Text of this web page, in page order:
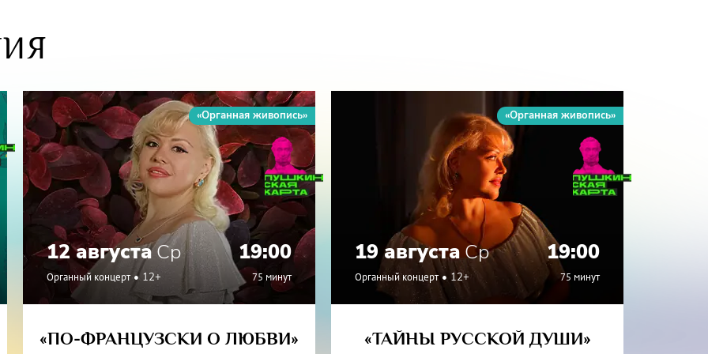
«Органная живопись»
12 августаСр 19:00
Органный концерт 12+ 75 минут
«ПО-ФРАНЦУЗСКИ О ЛЮБВИ»
«Органная живопись»
19 августаСр 19:00
Органный концерт 12+ 75 минут
«ТАЙНЫ РУССКОЙ ДУШИ»